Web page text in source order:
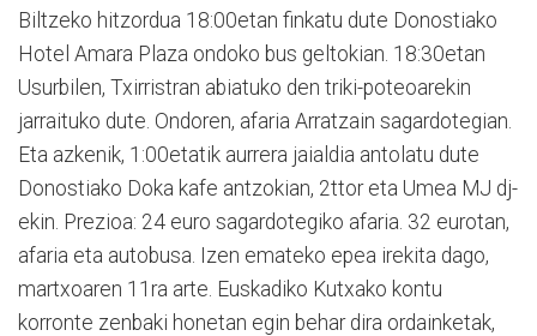
Biltzeko hitzordua 18:00etan finkatu dute Donostiako
Hotel Amara Plaza ondoko bus geltokian. 18:30etan
Usurbilen, Txirristran abiatuko den triki-poteoarekin
jarraituko dute. Ondoren, afaria Arratzain sagardotegian.
Eta azkenik, 1:00etatik aurrera jaialdia antolatu dute
Donostiako Doka kafe antzokian, 2ttor eta Umea MJ dj-
ekin. Prezioa: 24 euro sagardotegiko afaria. 32 eurotan,
afaria eta autobusa. Izen emateko epea irekita dago,
martxoaren 11ra arte. Euskadiko Kutxako kontu
korronte zenbaki honetan egin behar dira ordainketak,